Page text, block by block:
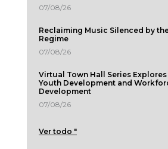
07/08/26
Reclaiming Music Silenced by
Regime
07/08/26
Virtual Town Hall Series
Youth Development and
Development
07/08/26
Ver todo "